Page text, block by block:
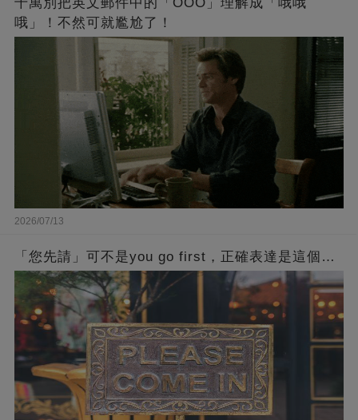
哦」！不然可就尷尬了！
2026/07/13
「您先請」可不是you go first，正確表達是這個…